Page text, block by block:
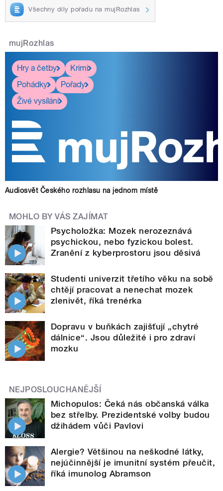
Všechny díly pořadu na mujRozhlas
mujRozhlas
Hry a četby
Krimi
Pohádky
Pořady
Živé vysílání
Audiosvět Českého rozhlasu na jednom místě
MOHLO BY VÁS ZAJÍMAT
Psycholožka: Mozek nerozeznává
psychickou, nebo fyzickou bolest.
Zranění z kyberprostoru jsou děsivá
Studenti univerzit třetího věku na sobě
chtějí pracovat a nenechat mozek
zlenivět, říká trenérka
Dopravu v buňkách zajišťují „chytré
dálnice“. Jsou důležité i pro zdraví
mozku
NEJPOSLOUCHANĚJŠÍ
Michopulos: Čeká nás občanská válka
bez střelby. Prezidentské volby budou
džihádem vůči Pavlovi
Alergie? Většinou na neškodné látky,
nejúčinnější je imunitní systém přeučit,
říká imunolog Abramson